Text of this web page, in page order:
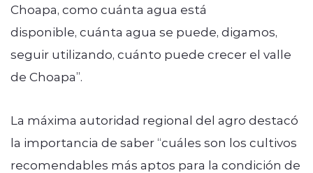
Choapa, como cuánta agua está
disponible, cuánta agua se puede, digamos,
seguir utilizando, cuánto puede crecer el valle
de Choapa”.
La máxima autoridad regional del agro destacó
la importancia de saber “cuáles son los cultivos
recomendables más aptos para la condición de